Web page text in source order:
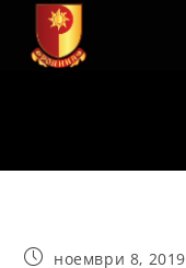
ноември 8, 2019